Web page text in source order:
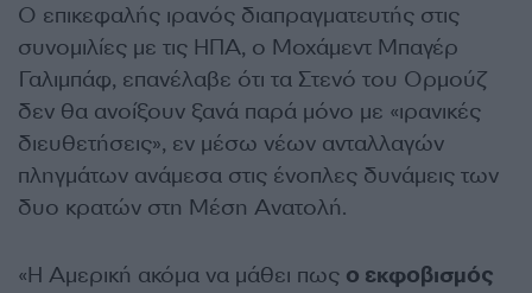
Ο επικεφαλής ιρανός διαπραγματευτής στις
συνομιλίες με τις ΗΠΑ, ο Μοχάμεντ Μπαγέρ
Γαλιμπάφ, επανέλαβε ότι τα Στενό του Ορμούζ
δεν θα ανοίξουν ξανά παρά μόνο με «ιρανικές
διευθετήσεις», εν μέσω νέων ανταλλαγών
πληγμάτων ανάμεσα στις ένοπλες δυνάμεις των
δυο κρατών στη Μέση Ανατολή.
«Η Αμερική ακόμα να μάθει πως ο εκφοβισμός